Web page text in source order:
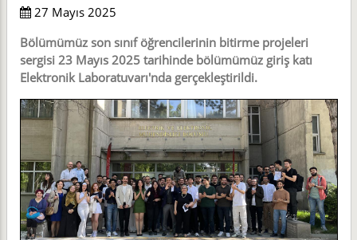
27 Mayıs 2025
Bölümümüz son sınıf öğrencilerinin bitirme projeleri
sergisi 23 Mayıs 2025 tarihinde bölümümüz giriş katı
Elektronik Laboratuvarı'nda gerçekleştirildi.